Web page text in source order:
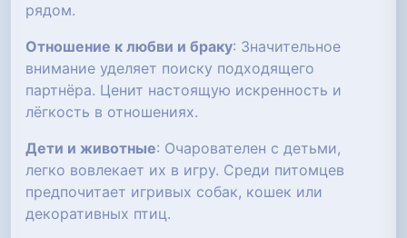
рядом.
Отношение к любви и браку: Значительное
внимание уделяет поиску подходящего
партнёра. Ценит настоящую искренность и
лёгкость в отношениях.
Дети и животные: Очарователен с детьми,
легко вовлекает их в игру. Среди питомцев
предпочитает игривых собак, кошек или
декоративных птиц.